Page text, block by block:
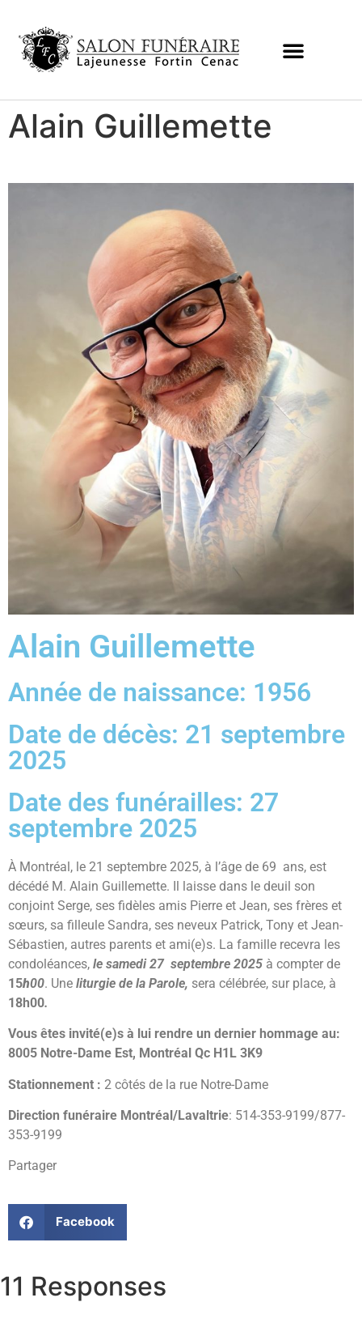
Alain Guillemette
Alain Guillemette
Année de naissance: 1956
Date de décès: 21 septembre
2025
Date des funérailles: 27
septembre 2025
À Montréal, le 21 septembre 2025, à l’âge de 69 ans, est
décédé M. Alain Guillemette. Il laisse dans le deuil son
conjoint Serge, ses fidèles amis Pierre et Jean, ses frères et
sœurs, sa filleule Sandra, ses neveux Patrick, Tony et Jean-
Sébastien, autres parents et ami(e)s. La famille recevra les
condoléances, le samedi 27 septembre 2025 à compter de
15h00. Une liturgie de la Parole, sera célébrée, sur place, à
18h00.
Vous êtes invité(e)s à lui rendre un dernier hommage au:
8005 Notre-Dame Est, Montréal Qc H1L 3K9
Stationnement : 2 côtés de la rue Notre-Dame
Direction funéraire Montréal/Lavaltrie: 514-353-9199/877-
353-9199
Partager
Facebook
11 Responses